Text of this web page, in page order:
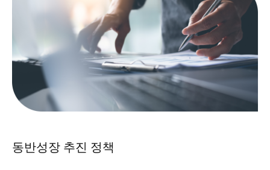
동반성장 추진 정책